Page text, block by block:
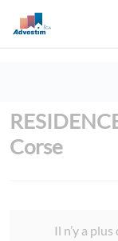
Corse
Il n’y a